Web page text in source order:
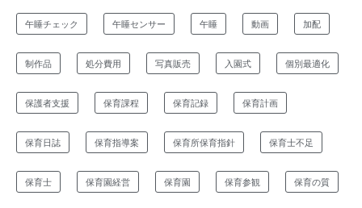
午睡チェック 午睡センサー 午睡 動画 加配
制作品 処分費用 写真販売 入園式 個別最適化
保護者支援 保育課程 保育記録 保育計画
保育日誌 保育指導案 保育所保育指針 保育士不足
保育士 保育園経営 保育園 保育参観 保育の質